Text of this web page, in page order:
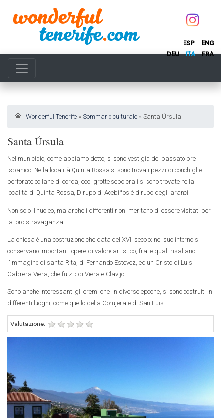
ESP
ENG
DEU
ITA FRA
Wonderful Tenerife » Sommario culturale » Santa Úrsula
Santa Úrsula
Nel municipio, come abbiamo detto, si sono vestigia del passato pre
ispanico. Nella località Quinta Rossa si sono trovati pezzi di conchiglie
perforate collane di corda, ecc. grotte sepolcrali si sono trovate nella
località di Quinta Rossa, Dirupo di Acebiños è dirupo degli aranci.
Non solo il nucleo, ma anche i differenti rioni meritano di essere visitati per
la loro stravaganza.
La chiesa è una costruzione che data del XVII secolo; nel suo interno si
conservano importanti opere di valore artistico, fra le quali risaltano
l'immagine di santa Rita, di Fernando Estevez, ed un Cristo di Luis
Cabrera Viera, che fu zio di Viera e Clavijo.
Sono anche interessanti gli eremi che, in diverse epoche, si sono costruiti in
differenti luoghi, come quello della Corujera e di San Luis.
Valutazione: